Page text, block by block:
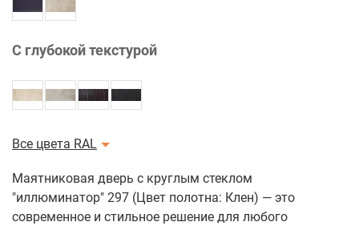
С глубокой текстурой
Все цвета RAL
Маятниковая дверь с круглым стеклом
"иллюминатор" 297 (Цвет полотна: Клен) — это
современное и стильное решение для любого